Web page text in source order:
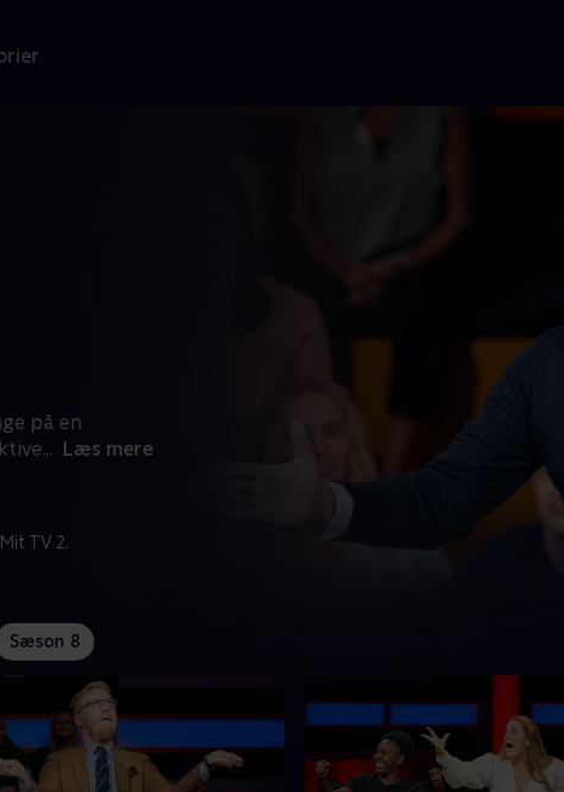
på en
... Læs mere
TV 2.
Sæson 8